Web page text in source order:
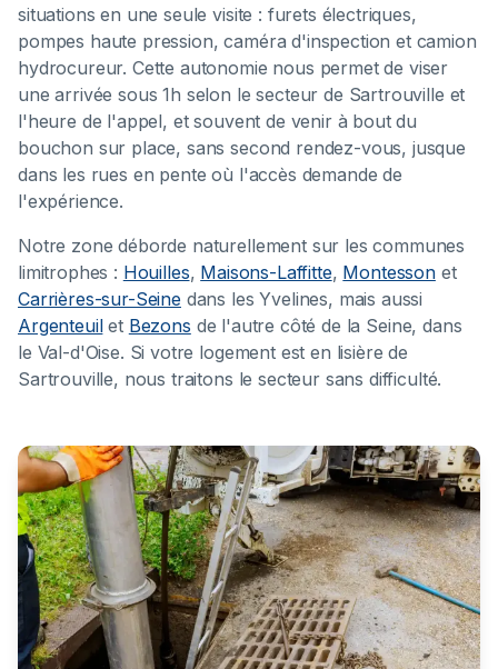
situations en une seule visite : furets électriques,
pompes haute pression, caméra d'inspection et camion
hydrocureur. Cette autonomie nous permet de viser
une arrivée sous 1h selon le secteur de Sartrouville et
l'heure de l'appel, et souvent de venir à bout du
bouchon sur place, sans second rendez-vous, jusque
dans les rues en pente où l'accès demande de
l'expérience.
Notre zone déborde naturellement sur les communes
limitrophes : Houilles, Maisons-Laffitte, Montessonet
Carrières-sur-Seinedans les Yvelines, mais aussi
Argenteuilet Bezons de l'autre côté de la Seine, dans
le Val-d'Oise. Si votre logement est en lisière de
Sartrouville, nous traitons le secteur sans difficulté.